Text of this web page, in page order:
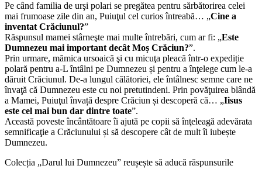
Pe când familia de urşi polari se pregătea pentru sărbătorirea celei
mai frumoase zile din an, Puiuţul cel curios întreabă… „Cine a
inventat Crăciunul?”
Răspunsul mamei stârneşte mai multe întrebări, cum ar fi: „Este
Dumnezeu mai important decât Moș Crăciun?”.
Prin urmare, mămica ursoaică şi cu micuţa pleacă într-o expediție
polară pentru a-L întâlni pe Dumnezeu și pentru a înţelege cum le-a
dăruit Crăciunul. De-a lungul călătoriei, ele întâlnesc semne care ne
învaţă că Dumnezeu este cu noi pretutindeni. Prin povăţuirea blândă
a Mamei, Puiuţul învață despre Crăciun și descoperă că… „Iisus
este cel mai bun dar dintre toate”.
Această poveste încântătoare îi ajută pe copii să înţeleagă adevărata
semnificaţie a Crăciunului și să descopere cât de mult îi iubește
Dumnezeu.
Colecția „Darul lui Dumnezeu” reușește să aducă răspunsurile